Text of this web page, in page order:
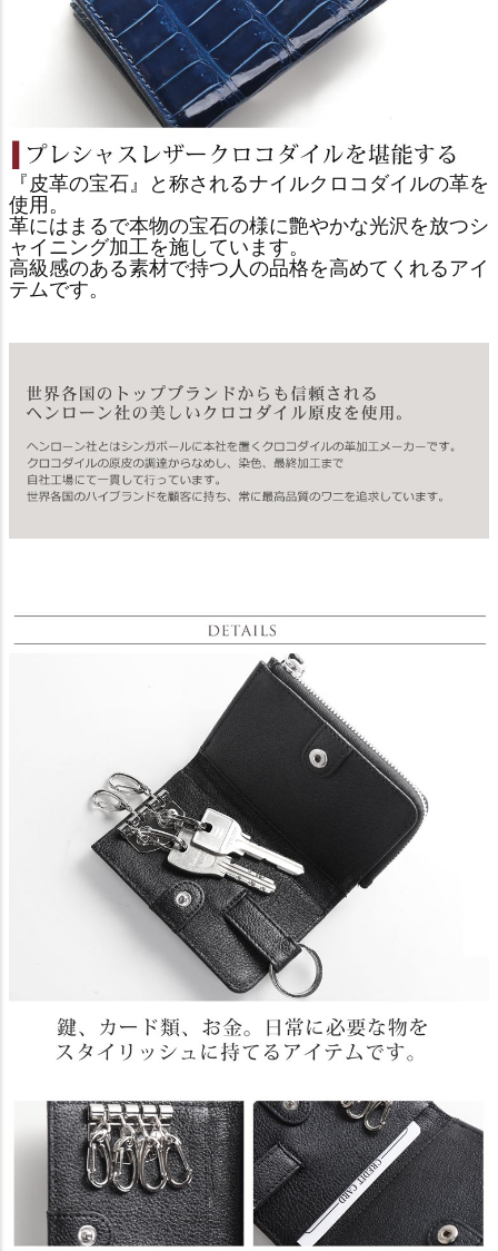
『皮革の宝石』と称されるナイルクロコダイルの革を
使用。
革にはまるで本物の宝石の様に艶やかな光沢を放つシ
ャイニング加工を施しています。
高級感のある素材で持つ人の品格を高めてくれるアイ
テムです。